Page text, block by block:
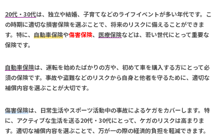
20代・30代は、独立や結婚、子育てなどのライフイベントが多い年代です。こ
の時期に適切な損害保険を選ぶことで、将来のリスクに備えることができま
す。特に、 自動車保険や傷害保険、 医療保険などは、若い世代にとって重要な
保険です。
自動車保険は、運転を始めたばかりの方や、初めて車を購入する方にとって必
須の保険です。事故や盗難などのリスクから自身と他者を守るために、適切な
補償内容を選ぶことが大切です。
傷害保険は、日常生活やスポーツ活動中の事故によるケガをカバーします。特
に、アクティブな生活を送る20代・30代にとって、ケガのリスクは高まりま
す。適切な補償内容を選ぶことで、万が一の際の経済的負担を軽減できます。